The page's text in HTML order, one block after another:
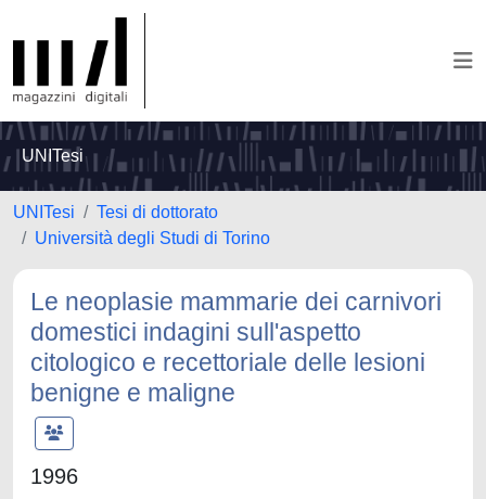
UNITesi
UNITesi
Tesi di dottorato
Università degli Studi di Torino
Le neoplasie mammarie dei carnivori
domestici indagini sull'aspetto
citologico e recettoriale delle lesioni
benigne e maligne
1996